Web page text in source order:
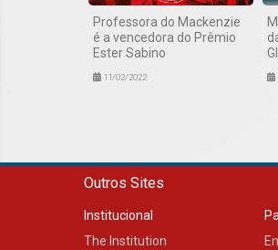
Professora do Mackenzie
é a vencedora do Prêmio
Ester Sabino
11/02/2022
Outros Sites
Institucional
The Institution